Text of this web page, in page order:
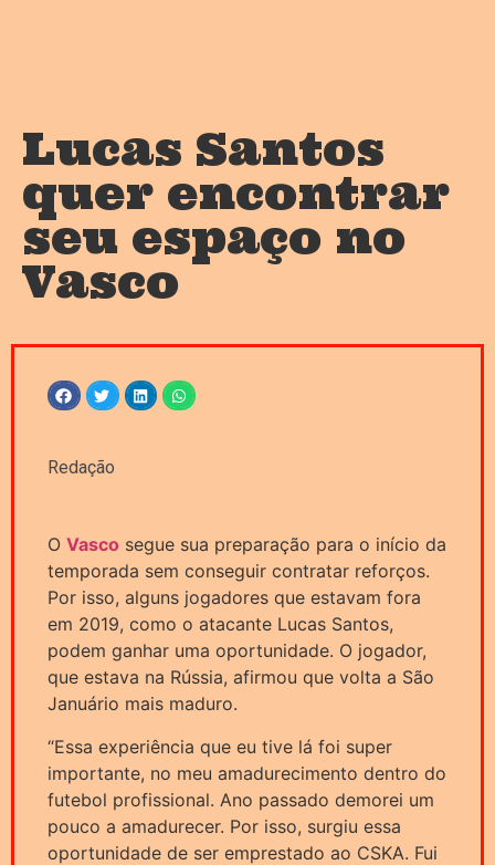
Lucas Santos
quer encontrar
seu espaço no
Vasco
Redação
O Vasco segue sua preparação para o início da
temporada sem conseguir contratar reforços.
Por isso, alguns jogadores que estavam fora
em 2019, como o atacante Lucas Santos,
podem ganhar uma oportunidade. O jogador,
que estava na Rússia, afirmou que volta a São
Januário mais maduro.
“Essa experiência que eu tive lá foi super
importante, no meu amadurecimento dentro do
futebol profissional. Ano passado demorei um
pouco a amadurecer. Por isso, surgiu essa
oportunidade de ser emprestado ao CSKA. Fui